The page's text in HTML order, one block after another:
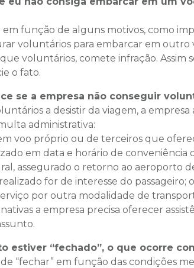
em função de alguns motivos, como
voluntários para embarcar em outro
voluntários, comete infração.
o fato.
se a empresa não conseguir
a desistir da viagem, a
administrativa:
voo próprio ou de terceiros que
em data e horário de conveniência
assegurado o retorno ao aeroporto
for de interesse do passageiro;
por outra modalidade de
a empresa precisa oferecer
estiver “fechado”, o que ocorre
“fechar” em função das condições